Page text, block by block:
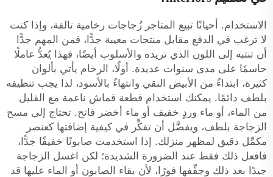
الاستخدام. أحيانًا تبيع المتاجر زُجاجات رخامية تالفة، وإذا كنت
لا ترغب في الدفع مقابل منتجات معيبة جدًّا، فمن المهم جدًّا
أن تنتبه إلى اللون الذي تريده والأسلوب أيضًا، فهذا يُعدُّ عاملًا
حاسمًا على مدى سنوات عديدة. أولًا، الرخام يأتي بألوان
كثيرة، ابتداءً من الأبيض النقي وانتهاءً بالأسود، لذا يجب تنظيفه
بلطف دائمًا. يمكنك استخدام قطعة قماش ناعمة مع القليل
من الماء، أو ماء وردٍ خفيف أو ماء أخضر فاتح. تحتاج إلى مسح
الزجاجة بلطف، ويفضَّل أن تفكِّر في كيفية إضافتها كعنصر
مكمِّل دقيق لمظهر منزلك. إذا استخدمت صابونًا خفيفًا جدًّا،
فافعل ذلك فقط عند الضرورة الشديدة؛ لكن اغسل الزجاجة
جيدًا بعد ذلك وجفِّفها فورًا، لأن بقاء الصابون أو الماء عليها قد